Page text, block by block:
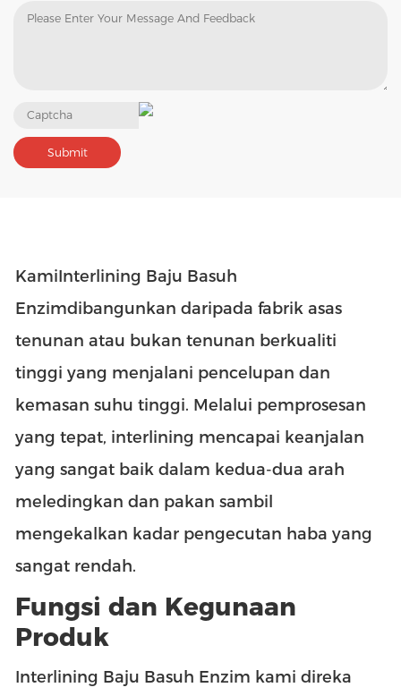
KamiInterlining Baju Basuh
Enzimdibangunkan daripada fabrik asas
tenunan atau bukan tenunan berkualiti
tinggi yang menjalani pencelupan dan
kemasan suhu tinggi. Melalui pemprosesan
yang tepat, interlining mencapai keanjalan
yang sangat baik dalam kedua-dua arah
meledingkan dan pakan sambil
mengekalkan kadar pengecutan haba yang
sangat rendah.
Fungsi dan Kegunaan
Produk
Interlining Baju Basuh Enzim kami direka